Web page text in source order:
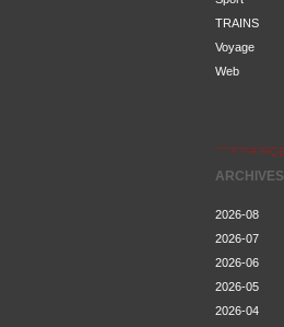
TRAINS
Voyage
Web
ARCHIVES
2026-08
2026-07
2026-06
2026-05
2026-04